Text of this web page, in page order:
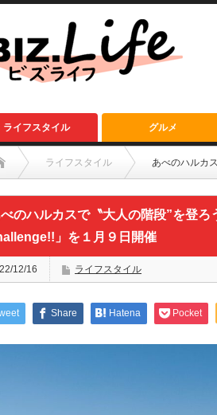
ライフスタイル グルメ
ライフスタイル あべのハルカ
のハルカスで〝大人の階段”を登
」を１月９日開催
12/16 ライフスタイル
Share Hatena Pocket